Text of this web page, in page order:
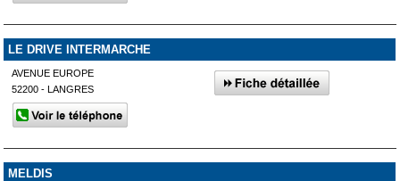
LE DRIVE INTERMARCHE
AVENUE EUROPE
52200 - LANGRES
MELDIS